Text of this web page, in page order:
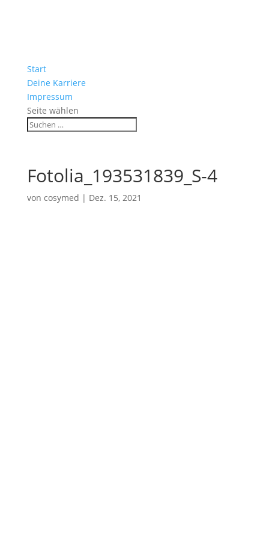
Start
Deine Karriere
Impressum
Seite wählen
Fotolia_193531839_S-4
von cosymed | Dez. 15, 2021